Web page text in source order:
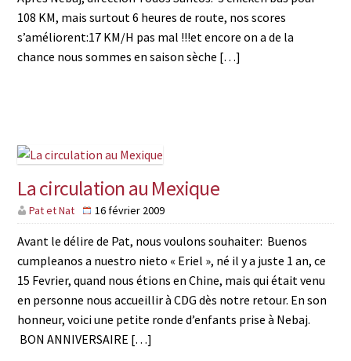
108 KM, mais surtout 6 heures de route, nos scores
s’améliorent:17 KM/H pas mal !!!et encore on a de la
chance nous sommes en saison sèche […]
La circulation au Mexique
Pat et Nat 16 février 2009
Avant le délire de Pat, nous voulons souhaiter: Buenos
cumpleanos a nuestro nieto « Eriel », né il y a juste 1 an, ce
15 Fevrier, quand nous étions en Chine, mais qui était venu
en personne nous accueillir à CDG dès notre retour. En son
honneur, voici une petite ronde d’enfants prise à Nebaj.
BON ANNIVERSAIRE […]